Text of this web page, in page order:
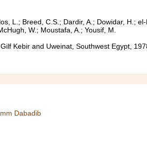
L.; Breed, C.S.; Dardir, A.; Dowidar, H.;
W.; Moustafa, A.; Yousif, M.
Kebir and Uweinat, Southwest Egypt,
Dabadib